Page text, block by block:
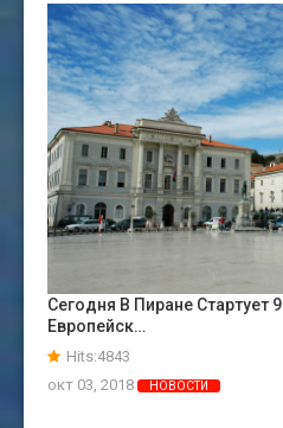
Сегодня В Пиране Стартует
Европейск…
Hits:4843
окт 03, 2018
НОВОСТИ